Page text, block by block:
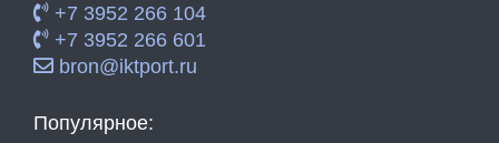
+7 3952 266 104
+7 3952 266 601
bron@iktport.ru
Популярное: